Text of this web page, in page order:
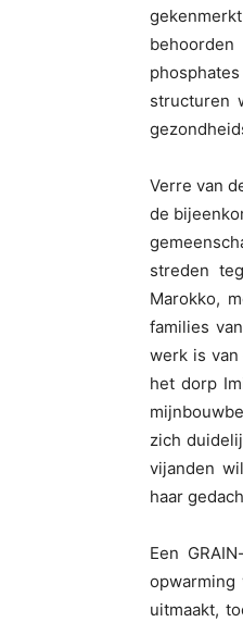
structuren
Verre van
de
streden
Marokko,
families
werk is van
het dorp
zich
vijanden
haar
Een
opwarming
uitmaakt,